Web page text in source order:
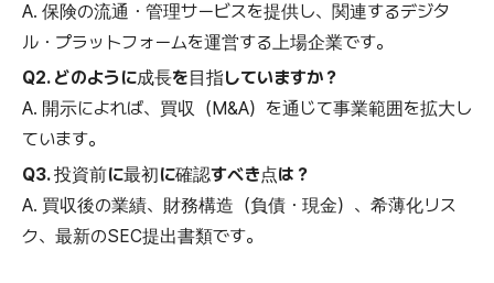
A. 保険の流通・管理サービスを提供し、関連するデジタ
ル・プラットフォームを運営する上場企業です。
Q2. どのように成長を目指していますか？
A. 開示によれば、買収（M&A）を通じて事業範囲を拡大し
ています。
Q3. 投資前に最初に確認すべき点は？
A. 買収後の業績、財務構造（負債・現金）、希薄化リス
ク、最新のSEC提出書類です。